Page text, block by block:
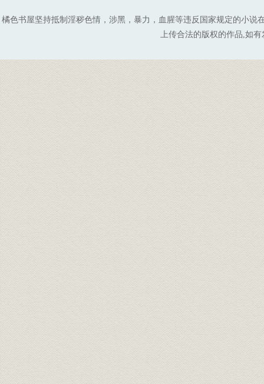
橘色书屋坚持抵制淫秽色情，涉黑，暴力，血腥等违反国家规定的小
上传合法的版权的作品,如